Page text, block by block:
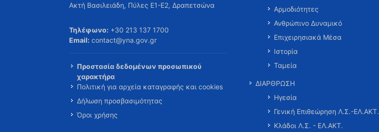
Ακτή Βασιλειάδη, Πύλες Ε1-Ε2, Δραπετσώνα
Τηλέφωνο: +30 213 137 1700
Email: contact@yna.gov.gr
Προστασία δεδομένων προσωπικού
χαρακτήρα
Πολιτική για αρχεία καταγραφής και cookies
Δήλωση προσβασιμότητας
Όροι χρήσης
Αρμοδιότητες
Ανθρώπινο Δυναμικό
Επιχειρησιακά Μέσα
Ιστορία
Ταμεία
ΔΙΑΡΘΡΩΣΗ
Ηγεσία
Γενική Επιθεώρηση Λ.Σ.-ΕΛ.ΑΚΤ.
Κλάδοι Λ.Σ. - ΕΛ.ΑΚΤ.